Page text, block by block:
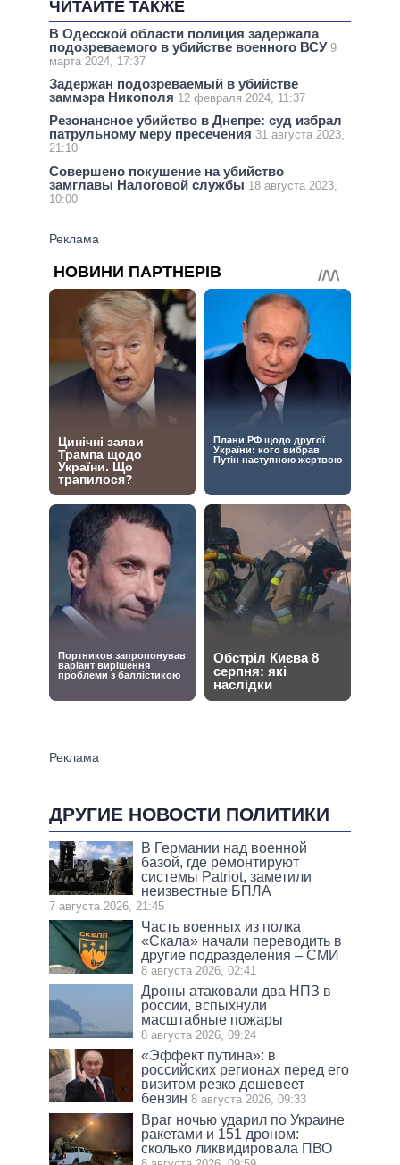
ЧИТАЙТЕ ТАКЖЕ
В Одесской области полиция задержала
подозреваемого в убийстве военного ВСУ 9
марта 2024, 17:37
Задержан подозреваемый в убийстве
заммэра Никополя 12 февраля 2024, 11:37
Резонансное убийство в Днепре: суд избрал
патрульному меру пресечения 31 августа 2023,
21:10
Совершено покушение на убийство
замглавы Налоговой службы 18 августа 2023,
10:00
ДРУГИЕ НОВОСТИ ПОЛИТИКИ
В Германии над военной
базой, где ремонтируют
системы Patriot, заметили
неизвестные БПЛА
7 августа 2026, 21:45
Часть военных из полка
«Скала» начали переводить в
другие подразделения – СМИ
8 августа 2026, 02:41
Дроны атаковали два НПЗ в
россии, вспыхнули
масштабные пожары
8 августа 2026, 09:24
«Эффект путина»: в
российских регионах перед его
визитом резко дешевеет
бензин 8 августа 2026, 09:33
Враг ночью ударил по Украине
ракетами и 151 дроном:
сколько ликвидировала ПВО